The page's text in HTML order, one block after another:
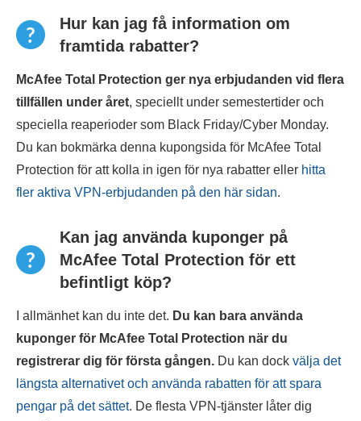
Hur kan jag få information om
framtida rabatter?
McAfee Total Protection ger nya erbjudanden vid flera
tillfällen under året, speciellt under semestertider och
speciella reaperioder som Black Friday/Cyber Monday.
Du kan bokmärka denna kupongsida för McAfee Total
Protection för att kolla in igen för nya rabatter eller hitta
fler aktiva VPN-erbjudanden på den här sidan.
Kan jag använda kuponger på
McAfee Total Protection för ett
befintligt köp?
I allmänhet kan du inte det. Du kan bara använda
kuponger för McAfee Total Protection när du
registrerar dig för första gången. Du kan dock välja det
längsta alternativet och använda rabatten för att spara
pengar på det sättet. De flesta VPN-tjänster låter dig